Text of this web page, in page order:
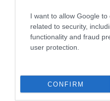
I want to allow Google to
related to security,
functionality and fraud
user protection.
CONFIRM
TATA
AMIKÉRT
TÖBB